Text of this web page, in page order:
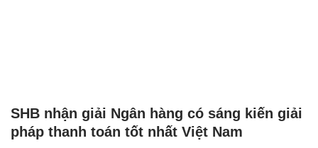
SHB nhận giải Ngân hàng có sáng kiến giải
pháp thanh toán tốt nhất Việt Nam